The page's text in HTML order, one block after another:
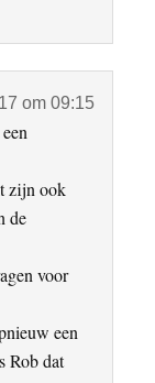
om 09:15
zijn ook
de
voor
een
Rob dat